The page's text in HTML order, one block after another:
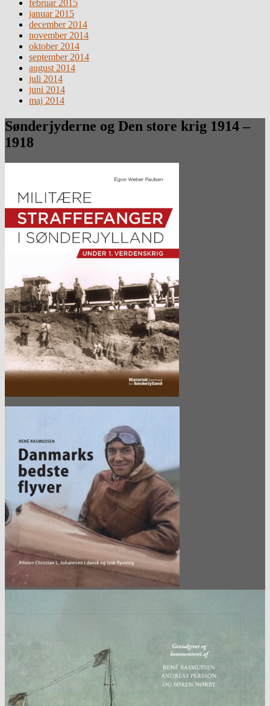
februar 2015
januar 2015
december 2014
november 2014
oktober 2014
september 2014
august 2014
juli 2014
juni 2014
maj 2014
Sønderjyderne og Den store krig 1914 –
1918